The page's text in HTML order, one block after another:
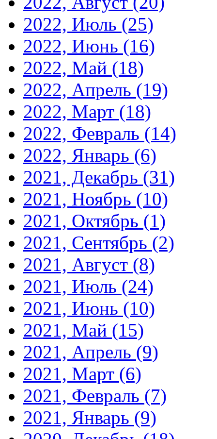
2022, Июль (25)
2022, Июнь (16)
2022, Май (18)
2022, Апрель (19)
2022, Март (18)
2022, Февраль (14)
2022, Январь (6)
2021, Декабрь (31)
2021, Ноябрь (10)
2021, Октябрь (1)
2021, Сентябрь (2)
2021, Август (8)
2021, Июль (24)
2021, Июнь (10)
2021, Май (15)
2021, Апрель (9)
2021, Март (6)
2021, Февраль (7)
2021, Январь (9)